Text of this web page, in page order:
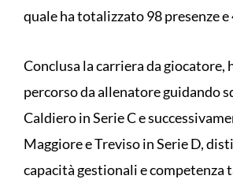
quale ha totalizzato 98 presenze e
Conclusa la carriera da giocatore,
percorso da allenatore guidando
Caldiero in Serie C e
Maggiore e Treviso in Serie D,
capacità gestionali e competenza